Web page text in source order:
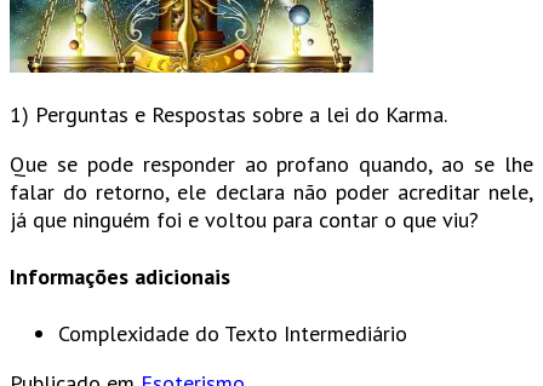
1) Perguntas e Respostas sobre a lei do Karma.
Que se pode responder ao profano quando, ao se lhe
falar do retorno, ele declara não poder acreditar nele,
já que ninguém foi e voltou para contar o que viu?
Informações adicionais
Complexidade do Texto Intermediário